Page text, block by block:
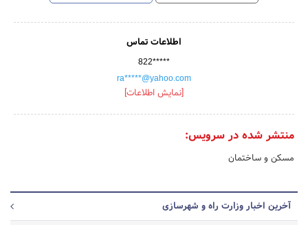
اطلاعات تماس
822*****
ra*****@yahoo.com
[نمایش اطلاعات]
منتشر شده در سرویس:
مسکن و ساختمان
آخرین اخبار وزارت راه و شهرسازی